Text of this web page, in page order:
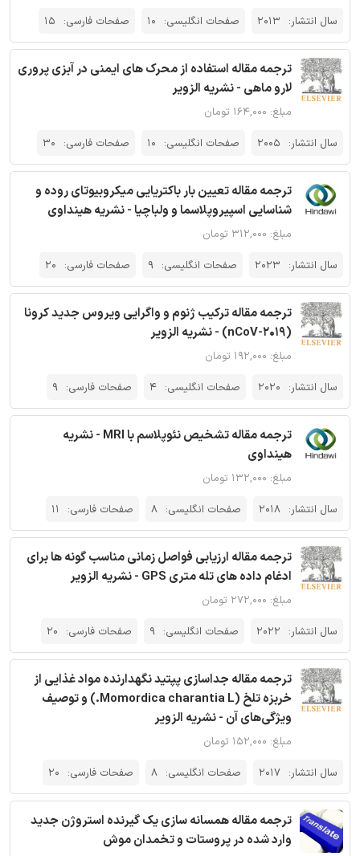
سال انتشار: 2013 صفحات انگلیسی: 10 صفحات فارسی: 15
ترجمه مقاله استفاده از محرک های ایمنی در آبزی پروری
لارو ماهی - نشریه الزویر
مبلغ: ۱۶۴,۰۰۰ تومان
سال انتشار: 2005 صفحات انگلیسی: 10 صفحات فارسی: 30
ترجمه مقاله تعیین بار باکتریایی میکروبیوتای روده و
شناسایی اسپیروپلاسما و ولباچیا - نشریه هینداوی
مبلغ: ۳۱۲,۰۰۰ تومان
سال انتشار: 2023 صفحات انگلیسی: 9 صفحات فارسی: 20
ترجمه مقاله ترکیب ژنوم و واگرایی ویروس جدید کرونا
(2019-nCoV) - نشریه الزویر
مبلغ: ۱۹۲,۰۰۰ تومان
سال انتشار: 2020 صفحات انگلیسی: 4 صفحات فارسی: 9
ترجمه مقاله تشخیص نئوپلاسم با MRI - نشریه
هینداوی
مبلغ: ۱۳۲,۰۰۰ تومان
سال انتشار: 2018 صفحات انگلیسی: 8 صفحات فارسی: 11
ترجمه مقاله ارزیابی فواصل زمانی مناسب گونه ها برای
ادغام داده های تله متری GPS - نشریه الزویر
مبلغ: ۲۷۲,۰۰۰ تومان
سال انتشار: 2022 صفحات انگلیسی: 9 صفحات فارسی: 20
ترجمه مقاله جداسازی پپتید نگهدارنده مواد غذایی از
خربزه تلخ (Momordica charantia L.) و توصیف
ویژگی‌های آن - نشریه الزویر
مبلغ: ۱۵۲,۰۰۰ تومان
سال انتشار: 2017 صفحات انگلیسی: 8 صفحات فارسی: 20
ترجمه مقاله همسانه سازی یک گیرنده استروژن جدید
وارد شده در پروستات و تخمدان موش